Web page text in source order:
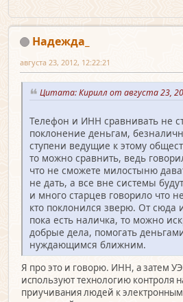
Надежда_
августа 23, 2012, 12:22:21
Цитата: Кирилл от августа 23,
Телефон и ИНН сравнивать не
поклонение деньгам,
ступени ведущие к этому
то можно сравнить, ведь
что не сможете милостыню
не дать, а все вне системы
и много старцев говорило что
кто поклонился зверю. От сюда
пока есть наличка, то можно
добрые дела, помогать
нуждающимся ближним.
Я про это и говорю. ИНН, а затем
используют технологию контроля
приучивания людей к